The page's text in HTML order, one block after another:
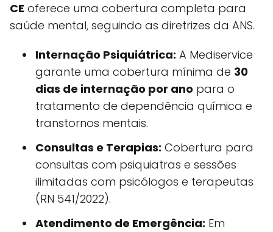
CE oferece uma cobertura completa para
saúde mental, seguindo as diretrizes da ANS.
Internação Psiquiátrica: A Mediservice
garante uma cobertura mínima de 30
dias de internação por ano para o
tratamento de dependência química e
transtornos mentais.
Consultas e Terapias: Cobertura para
consultas com psiquiatras e sessões
ilimitadas com psicólogos e terapeutas
(RN 541/2022).
Atendimento de Emergência: Em